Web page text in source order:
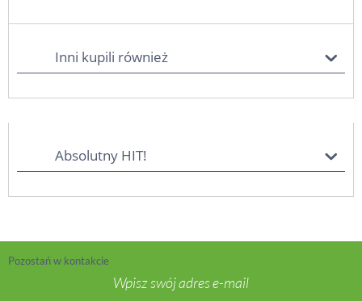
Inni kupili również
Absolutny HIT!
Pozostań w kontakcie
Wpisz swój adres e-mail